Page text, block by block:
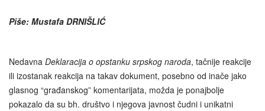
Piše: Mustafa DRNIŠLIĆ
Nedavna Deklaracija o opstanku srpskog naroda, tačnije reakcije
ili izostanak reakcija na takav dokument, posebno od inače jako
glasnog “građanskog” komentarijata, možda je ponajbolje
pokazalo da su bh. društvo i njegova javnost čudni i unikatni